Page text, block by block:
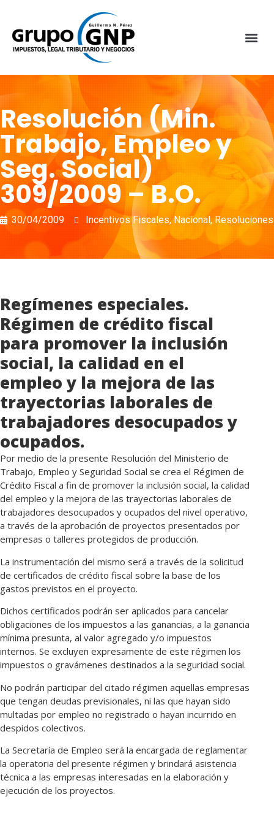
Resolución (Min.
Trabajo, Empleo y
Seg. Social)
309/2009 – B.O.
30/04/2009 Incentivos Fiscales,Nacional,Resoluciones
Regímenes especiales.
Régimen de crédito fiscal
para promover la inclusión
social, la calidad en el
empleo y la mejora de las
trayectorias laborales de
trabajadores desocupados y
ocupados.
Por medio de la presente Resolución del Ministerio de
Trabajo, Empleo y Seguridad Social se crea el Régimen de
Crédito Fiscal a fin de promover la inclusión social, la calidad
del empleo y la mejora de las trayectorias laborales de
trabajadores desocupados y ocupados del nivel operativo,
a través de la aprobación de proyectos presentados por
empresas o talleres protegidos de producción.
La instrumentación del mismo será a través de la solicitud
de certificados de crédito fiscal sobre la base de los
gastos previstos en el proyecto.
Dichos certificados podrán ser aplicados para cancelar
obligaciones de los impuestos a las ganancias, a la ganancia
mínima presunta, al valor agregado y/o impuestos
internos. Se excluyen expresamente de este régimen los
impuestos o gravámenes destinados a la seguridad social.
No podrán participar del citado régimen aquellas empresas
que tengan deudas previsionales, ni las que hayan sido
multadas por empleo no registrado o hayan incurrido en
despidos colectivos.
La Secretaría de Empleo será la encargada de reglamentar
la operatoria del presente régimen y brindará asistencia
técnica a las empresas interesadas en la elaboración y
ejecución de los proyectos.